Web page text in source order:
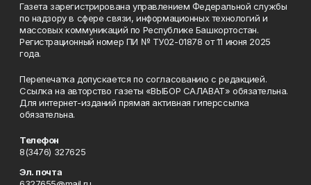
Газета зарегистрирована управлением Федеральной службы
по надзору в сфере связи, информационных технологий и
массовых коммуникаций по Республике Башкортостан.
Регистрационный номер ПИ № ТУ02-01878 от 11 июня 2025
года.
Перепечатка допускается по согласованию с редакцией.
Ссылка на авторство газеты «ВЫБОР САЛАВАТ» обязательна.
Для интернет-изданий прямая активная гиперссылка
обязательна.
Телефон
8(3476) 327625
Эл. почта